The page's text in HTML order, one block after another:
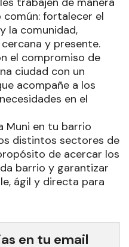
fortalecer el
la comunidad,
y presente.
el compromiso de
ciudad con un
acompañe a los
en el
Muni en tu barrio
distintos sectores de
de acercar los
barrio y garantizar
ágil y directa para
en tu email